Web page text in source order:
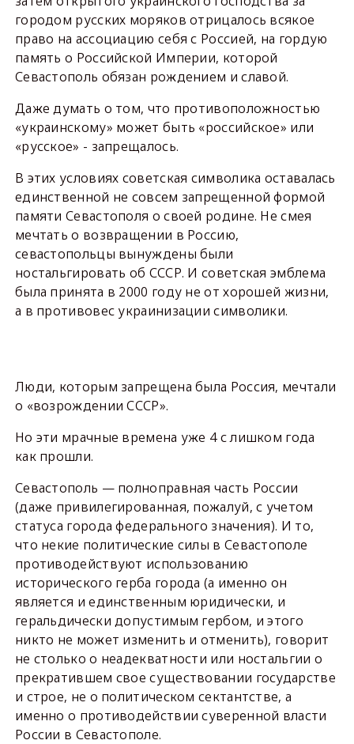
городом русских моряков отрицалось всякое
право на ассоциацию себя с Россией, на гордую
память о Российской Империи, которой
Севастополь обязан рождением и славой.
Даже думать о том, что противоположностью
«украинскому» может быть «российское» или
«русское» - запрещалось.
В этих условиях советская символика оставалась
единственной не совсем запрещенной формой
памяти Севастополя о своей родине. Не смея
мечтать о возвращении в Россию,
севастопольцы вынуждены были
ностальгировать об СССР. И советская эмблема
была принята в 2000 году не от хорошей жизни,
а в противовес украинизации символики.
Люди, которым запрещена была Россия, мечтали
о «возрождении СССР».
Но эти мрачные времена уже 4 с лишком года
как прошли.
Севастополь — полноправная часть России
(даже привилегированная, пожалуй, с учетом
статуса города федерального значения). И то,
что некие политические силы в Севастополе
противодействуют использованию
исторического герба города (а именно он
является и единственным юридически, и
геральдически допустимым гербом, и этого
никто не может изменить и отменить), говорит
не столько о неадекватности или ностальгии о
прекратившем свое существовании государстве
и строе, не о политическом сектантстве, а
именно о противодействии суверенной власти
России в Севастополе.